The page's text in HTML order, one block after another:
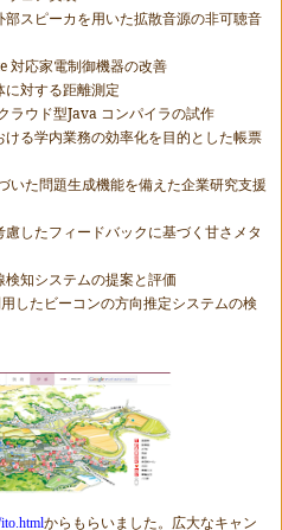
スピーカを用いた拡散音源の非可聴音
対応家電制御機器の改善
対する距離測定
ラウド型Java コンパイラの試作
る学内業務の効率化を目的とした帳票
いた問題生成機能を備えた企業研究支援
したフィードバックに基づく甘さメタ
知システムの提案と評価
したビーコンの方向推定システムの検
からもらいました。広大なキャン